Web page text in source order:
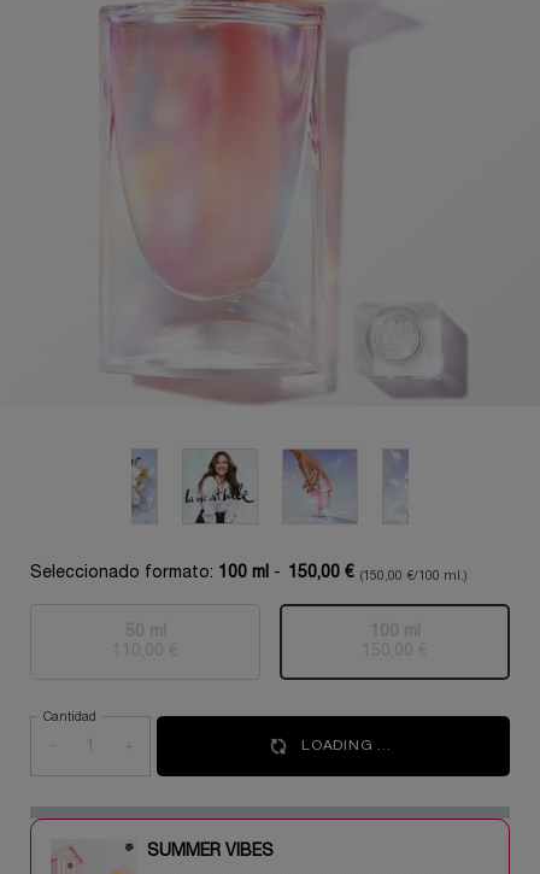
Seleccionado formato: 100 ml - 150,00 € (150,00 €/100 ml.)
Cantidad
+ LOADING ...
SUMMER VIBES​